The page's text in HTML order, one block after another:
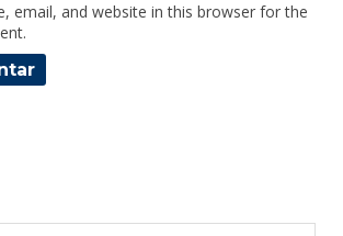
email, and website in this browser for the